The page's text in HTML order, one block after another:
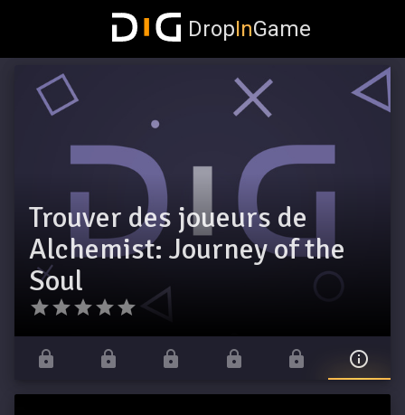
DropInGame
Trouver des joueurs de
Alchemist: Journey of the
Soul